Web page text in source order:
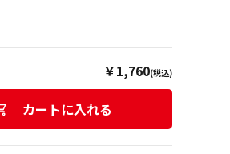
￥1,760(税込)
カートに入れる